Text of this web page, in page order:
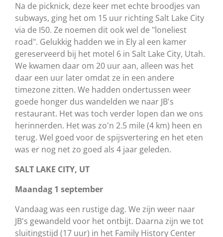
Na de picknick, deze keer met echte broodjes van
subways, ging het om 15 uur richting Salt Lake City
via de I50. Ze noemen dit ook wel de "loneliest
road". Gelukkig hadden we in Ely al een kamer
gereserveerd bij het motel 6 in Salt Lake City, Utah.
We kwamen daar om 20 uur aan, alleen was het
daar een uur later omdat ze in een andere
timezone zitten. We hadden ondertussen weer
goede honger dus wandelden we naar JB's
restaurant. Het was toch verder lopen dan we ons
herinnerden. Het was zo'n 2.5 mile (4 km) heen en
terug. Wel goed voor de spijsvertering en het eten
was er nog net zo goed als 4 jaar geleden.
SALT LAKE CITY, UT
Maandag 1 september
Vandaag was een rustige dag. We zijn weer naar
JB's gewandeld voor het ontbijt. Daarna zijn we tot
sluitingstijd (17 uur) in het Family History Center